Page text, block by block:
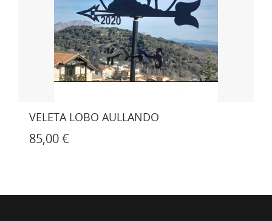
JAMONERO U.A. MURCIA
75,00 €